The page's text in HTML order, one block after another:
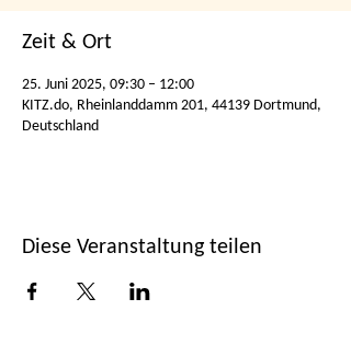
Zeit & Ort
25. Juni 2025, 09:30 – 12:00
KITZ.do, Rheinlanddamm 201, 44139 Dortmund,
Deutschland
Diese Veranstaltung teilen